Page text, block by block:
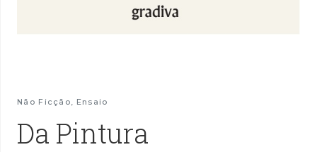
Não Ficção, Ensaio
Da Pintura